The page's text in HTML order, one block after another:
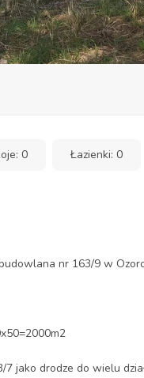
0 Łazienki: 0
nr 163/9 w
7 jako drodze do wielu